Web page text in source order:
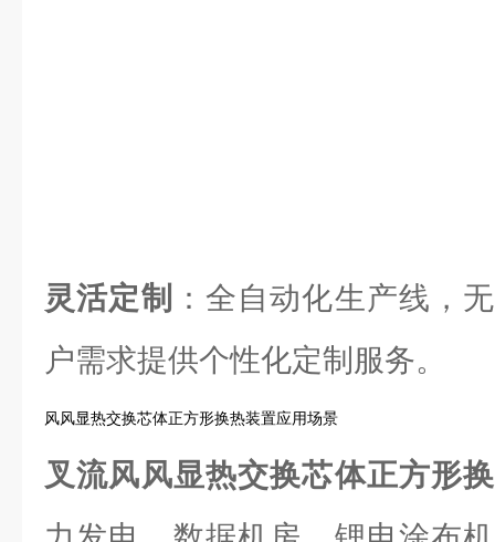
灵活定制
：全自动化生产线，
户需求提供个性化定制服务。
风风显热交换芯体正方形换热装置应用场景
叉流风风显热交换芯体正方形